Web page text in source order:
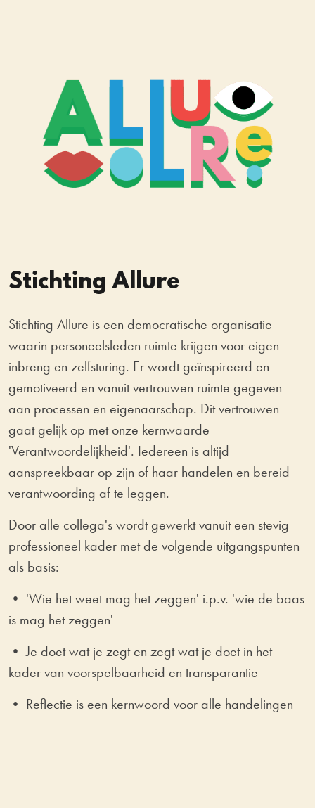
Stichting Allure
Stichting Allure is een democratische organisatie
waarin personeelsleden ruimte krijgen voor eigen
inbreng en zelfsturing. Er wordt geïnspireerd en
gemotiveerd en vanuit vertrouwen ruimte gegeven
aan processen en eigenaarschap. Dit vertrouwen
gaat gelijk op met onze kernwaarde
'Verantwoordelijkheid'. Iedereen is altijd
aanspreekbaar op zijn of haar handelen en bereid
verantwoording af te leggen.
Door alle collega's wordt gewerkt vanuit een stevig
professioneel kader met de volgende uitgangspunten
als basis:
• 'Wie het weet mag het zeggen' i.p.v. 'wie de baas
is mag het zeggen'
• Je doet wat je zegt en zegt wat je doet in het
kader van voorspelbaarheid en transparantie
• Reflectie is een kernwoord voor alle handelingen